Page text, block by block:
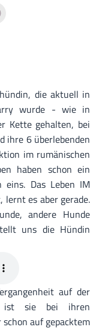
die aktuell in
wurde - wie in
Kette gehalten, bei
ihre 6 überlebenden
im rumänischen
haben schon ein
eins. Das Leben IM
es aber gerade.
andere Hunde
uns die Hündin
auf der
ist sie bei ihren
auf gepacktem